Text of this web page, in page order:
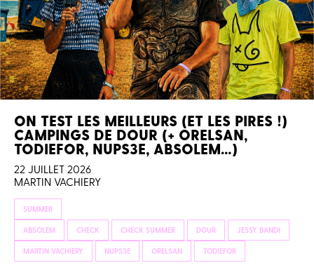
ON TEST LES MEILLEURS (ET LES PIRES !)
CAMPINGS DE DOUR (+ ORELSAN,
TODIEFOR, NUPS3E, ABSOLEM…)
22 JUILLET 2026
MARTIN VACHIERY
SUMMER
ABSOLEM CHECK CHECK SUMMER DOUR JESSY BANDI
MARTIN VACHIERY NUPS3E ORELSAN TODIEFOR